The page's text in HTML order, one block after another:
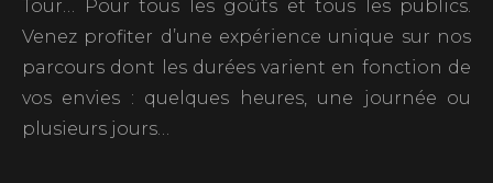
Tour… Pour tous les goûts et tous les publics.
Venez profiter d’une expérience unique sur nos
parcours dont les durées varient en fonction de
vos envies : quelques heures, une journée ou
plusieurs jours…